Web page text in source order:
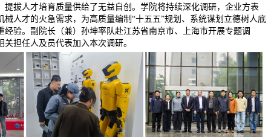
提拔人才培育质量供给了无益自创。学院将持续深化调研，企业方表
械人才的火急需求，为高质量编制“十五五”规划、系统谋划立德树人底
经验。副院长（兼）孙坤率队赴江苏省南京市、上海市开展专题调
担任人及员代表加入本次调研。